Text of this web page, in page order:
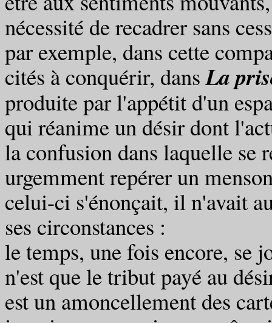
nécessité de recadrer sans
par exemple, dans cette
cités à conquérir, dansLa
produite par l'appétit d'un
qui réanime un désir dont
la confusion dans laquelle se
urgemment repérer un
celui-ci s'énonçait, il n'avait
ses circonstances :
le temps, une fois encore, se
n'est que le tribut payé au
est un amoncellement des